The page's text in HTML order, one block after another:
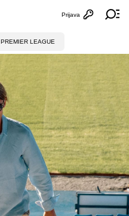
Otvori
Prijava
PREMIER LEAGUE